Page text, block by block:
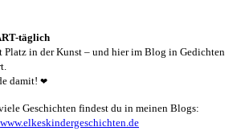
täglich
Platz in der Kunst – und hier im Blog in Gedichten
damit! ❤
Geschichten findest du in meinen Blogs:
www.elkeskindergeschichten.de